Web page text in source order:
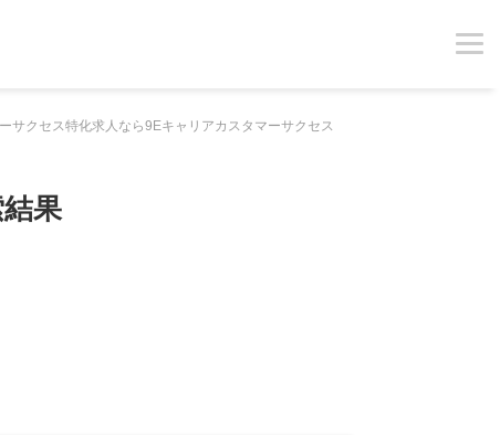
サクセス特化求人なら9Eキャリアカスタマーサクセス
果